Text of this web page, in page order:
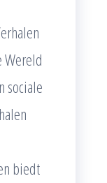
Wereld
sociale
biedt